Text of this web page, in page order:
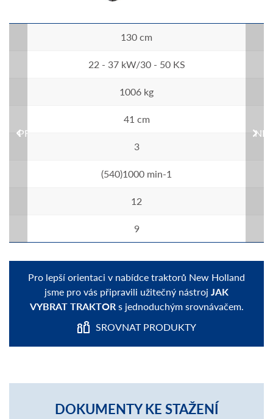
PREVIOUS
130 cm
22 - 37 kW/30 - 50 KS
1006 kg
41 cm
3
(540)1000 min-1
12
9
Pro lepší orientaci v nabídce traktorů New Holland
jsme pro vás připravili užitečný nástroj JAK
VYBRAT TRAKTORs jednoduchým srovnávačem.
SROVNAT PRODUKTY
DOKUMENTY KE STAŽENÍ